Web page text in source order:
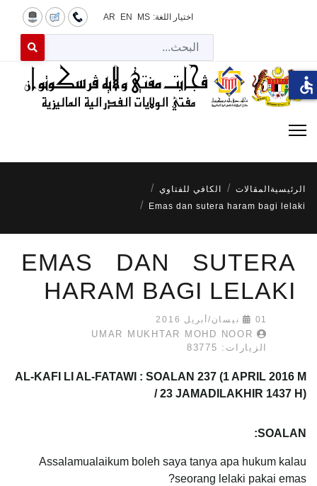
اختيار اللغة: MS
EN
AR
for results.
الرئيسية المقالات
الكافي للفتاوي
Emas dan sutera haram bagi lelaki
EMAS DAN SUTERA
HARAM BAGI LELAKI
01 نيسان/أبريل 2016
UMAR MUKHTAR MOHD NOOR
الزيارات: 83775
AL-KAFI LI AL-FATAWI : SOALAN 237 (1 APRIL 2016 M
/ 23 JAMADILAKHIR 1437 H)
SOALAN:
Assalamualaikum boleh saya tanya apa hukum kalau
seorang lelaki pakai emas?
accessible